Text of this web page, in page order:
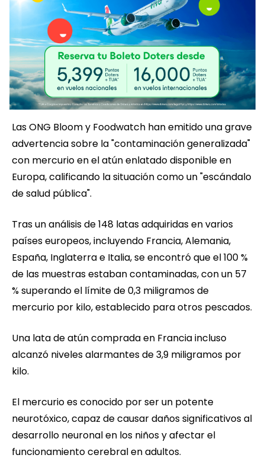
Las ONG Bloom y Foodwatch han emitido una grave
advertencia sobre la "contaminación generalizada"
con mercurio en el atún enlatado disponible en
Europa, calificando la situación como un "escándalo
de salud pública".
Tras un análisis de 148 latas adquiridas en varios
países europeos, incluyendo Francia, Alemania,
España, Inglaterra e Italia, se encontró que el 100 %
de las muestras estaban contaminadas, con un 57
% superando el límite de 0,3 miligramos de
mercurio por kilo, establecido para otros pescados.
Una lata de atún comprada en Francia incluso
alcanzó niveles alarmantes de 3,9 miligramos por
kilo.
El mercurio es conocido por ser un potente
neurotóxico, capaz de causar daños significativos al
desarrollo neuronal en los niños y afectar el
funcionamiento cerebral en adultos.